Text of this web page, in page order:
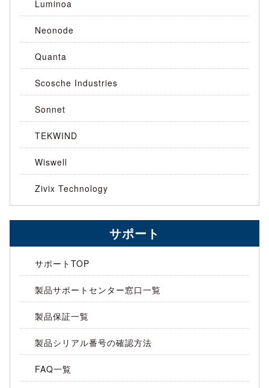
Luminoa
Neonode
Quanta
Scosche Industries
Sonnet
TEKWIND
Wiswell
Zivix Technology
サポート
サポートTOP
製品サポートセンター窓口一覧
製品保証一覧
製品シリアル番号の確認方法
FAQ一覧